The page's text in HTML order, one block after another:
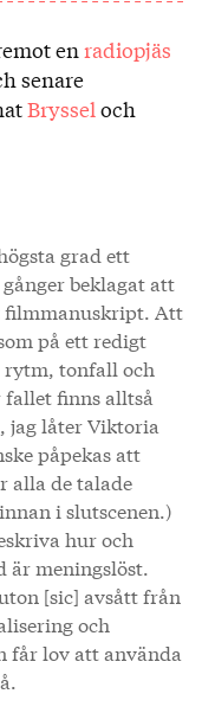
en radiopjäs
senare
Bryssel och
grad ett
beklagat att
Att
på ett redigt
tonfall och
finns alltså
jag låter Viktoria
påpekas att
alla de talade
i slutscenen.)
hur och
är meningslöst.
[sic] avsått från
och
får lov att använda